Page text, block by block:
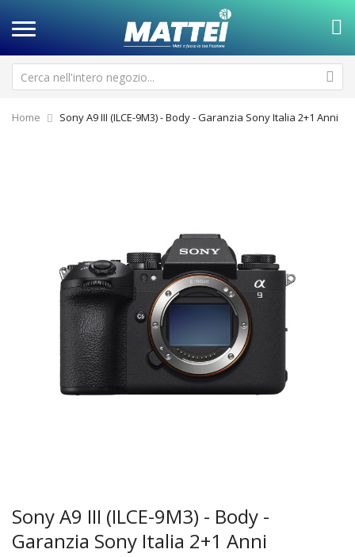
Home Sony A9 III (ILCE-9M3) - Body - Garanzia Sony Italia 2+1 Anni
Sony A9 III (ILCE-9M3) - Body -
Garanzia Sony Italia 2+1 Anni